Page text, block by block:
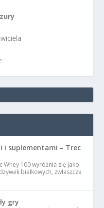
i suplementami – Trec
Whey 100 wyróżnia się jako
białkowych, zwłaszcza
gry